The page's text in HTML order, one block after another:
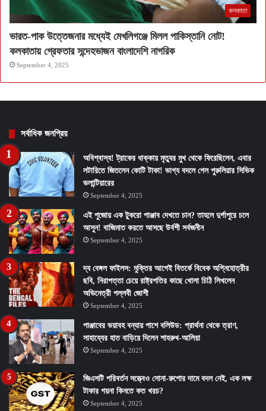
কলকাতা
ভারত-পাক উত্তেজনার মধ্যেই মেখলিগঞ্জে মিলল পাকিস্তানি নোট!
কলকাতায় গ্রেফতার সন্দেহভাজন বাংলাদেশি নাগরিক
September 4, 2025
সর্বাধিক জনপ্রিয়
অবিশ্বাস্য! ট্রাকের ধাক্কায় মৃত্যুর মুখ থেকে ফিরেছিলেন, এবার
লটারিতে জিতলেন কোটি টাকা! ভাগ্য বদলে গেল পুরুলিয়ার সিভিক
ভলান্টিয়ারের
September 4, 2025
এই পুজোয় এক টুকরো পাঞ্জাব দেখতে চান? তাহলে দুর্গাপুরে চলে
আসুন! বাজিমাত করতে আসছে উর্বশী সর্বজনীন
September 4, 2025
দ্য বেঙ্গল ফাইলস: মুক্তির আগেই বিতর্কে বিবেক অগ্নিহোত্রীর
ছবি, নিরাপত্তা চেয়ে রাষ্ট্রপতির কাছে খোলা চিঠি লিখলেন
অভিনেত্রী পল্লবী জোশী
September 4, 2025
পাঞ্জাবের ভয়াবহ বন্যায় পাশে বলিউড: প্রার্থনা থেকে ত্রাণ,
সাহায্যের হাত বাড়িয়ে দিলেন শাহরুখ-আলিয়া
September 4, 2025
জিএসটি পরিবর্তন সত্ত্বেও সোনা-রুপোর দামে বদল নেই, এক লক্ষ
টাকার গয়না কিনতে কত খরচ?
September 4, 2025